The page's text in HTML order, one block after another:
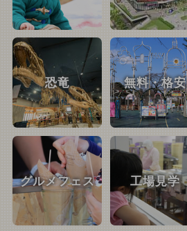
恐竜 無料・格安
グルメフェス 工場見学